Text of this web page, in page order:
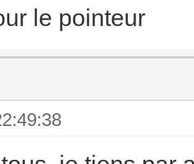
le pointeur